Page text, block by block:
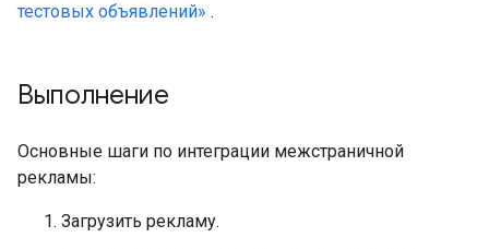
тестовых объявлений» .
Выполнение
Основные шаги по интеграции межстраничной
рекламы:
Загрузить рекламу.